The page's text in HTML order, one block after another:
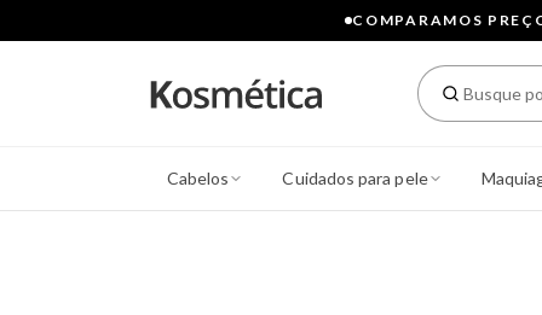
COMPARAMOS
Cabelos Cuidados para pele